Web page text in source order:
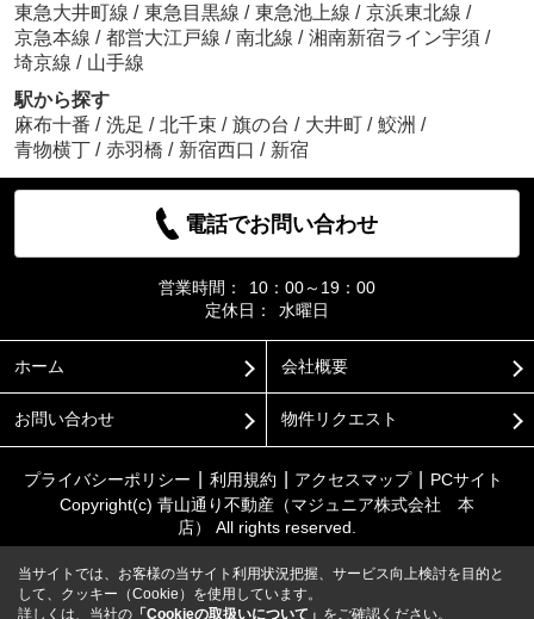
東急大井町線 / 東急目黒線 / 東急池上線 / 京浜東北線 /
京急本線 / 都営大江戸線 / 南北線 / 湘南新宿ライン宇須 /
埼京線 / 山手線
駅から探す
麻布十番 / 洗足 / 北千束 / 旗の台 / 大井町 / 鮫洲 /
青物横丁 / 赤羽橋 / 新宿西口 / 新宿
電話でお問い合わせ
営業時間：
10：00～19：00
定休日：
水曜日
ホーム 会社概要
お問い合わせ 物件リクエスト
プライバシーポリシー 利用規約 アクセスマップ
PCサイト
Copyright(c) 青山通り不動産（マジュニア株式会社 本
店） All rights reserved.
当サイトでは、お客様の当サイト利用状況把握、サービス向上検討を目的と
して、クッキー（Cookie）を使用しています。
詳しくは、当社の 「Cookieの取扱いについて」 をご確認ください。